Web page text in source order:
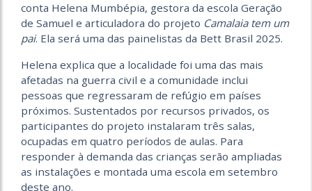
conta Helena Mumbépia, gestora da escola Geração
de Samuel e articuladora do projeto Camalaia tem um
pai. Ela será uma das painelistas da Bett Brasil 2025.
Helena explica que a localidade foi uma das mais
afetadas na guerra civil e a comunidade inclui
pessoas que regressaram de refúgio em países
próximos. Sustentados por recursos privados, os
participantes do projeto instalaram três salas,
ocupadas em quatro períodos de aulas. Para
responder à demanda das crianças serão ampliadas
as instalações e montada uma escola em setembro
deste ano.